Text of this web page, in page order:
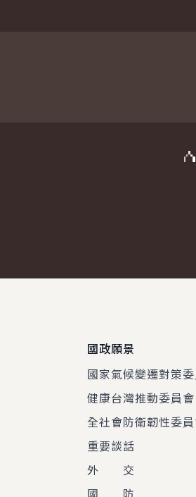
國政願景
國家氣候變遷對策
健康台灣推動委員會
全社會防衛韌性委
重要談話
外 交
國 防